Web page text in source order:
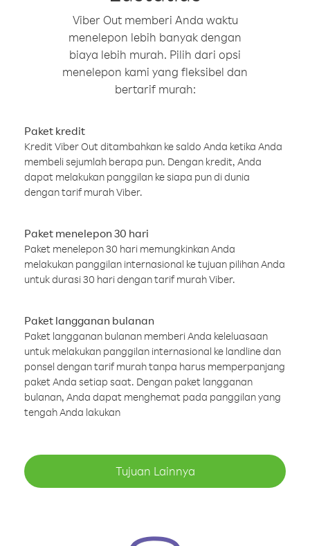
Viber Out memberi Anda waktu
menelepon lebih banyak dengan
biaya lebih murah. Pilih dari opsi
menelepon kami yang fleksibel dan
bertarif murah:
Paket kredit
Kredit Viber Out ditambahkan ke saldo Anda ketika Anda
membeli sejumlah berapa pun. Dengan kredit, Anda
dapat melakukan panggilan ke siapa pun di dunia
dengan tarif murah Viber.
Paket menelepon 30 hari
Paket menelepon 30 hari memungkinkan Anda
melakukan panggilan internasional ke tujuan pilihan Anda
untuk durasi 30 hari dengan tarif murah Viber.
Paket langganan bulanan
Paket langganan bulanan memberi Anda keleluasaan
untuk melakukan panggilan internasional ke landline dan
ponsel dengan tarif murah tanpa harus memperpanjang
paket Anda setiap saat. Dengan paket langganan
bulanan, Anda dapat menghemat pada panggilan yang
tengah Anda lakukan
Tujuan Lainnya